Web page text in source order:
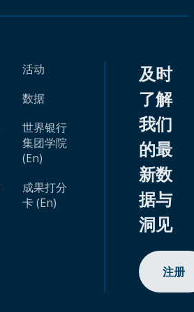
活动
数据
世界银行
集团学院
(En)
成果打分
卡 (En)
及时
了解
我们
的最
新数
据与
洞见
注册